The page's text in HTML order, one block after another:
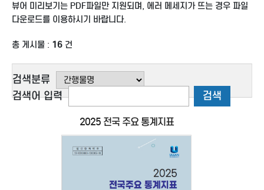
뷰어 미리보기는 PDF파일만 지원되며, 에러 메세지가 뜨는 경우 파일
다운로드를 이용하시기 바랍니다.
총 게시물 : 16 건
검색분류
검색어 입력
검색
2025 전국 주요 통계지표